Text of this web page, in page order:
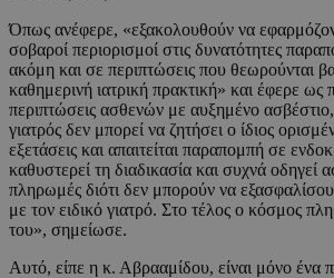
Όπως ανέφερε, «εξακολουθούν να
σοβαροί περιορισμοί στις δυνατότητες
ακόμη και σε περιπτώσεις που θεωρούνται
καθημερινή ιατρική πρακτική» και έφερε ως
περιπτώσεις ασθενών με αυξημένο
γιατρός δεν μπορεί να ζητήσει ο ίδιος
εξετάσεις και απαιτείται παραπομπή σε
καθυστερεί τη διαδικασία και συχνά οδηγεί
πληρωμές διότι δεν μπορούν να
με τον ειδικό γιατρό. Στο τέλος ο κόσμος
του», σημείωσε.
Αυτό, είπε η κ. Αβρααμίδου, είναι μόνο ένα